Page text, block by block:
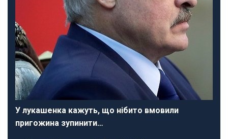
У лукашенка кажуть, що нібито вмовили
пригожина зупинити…